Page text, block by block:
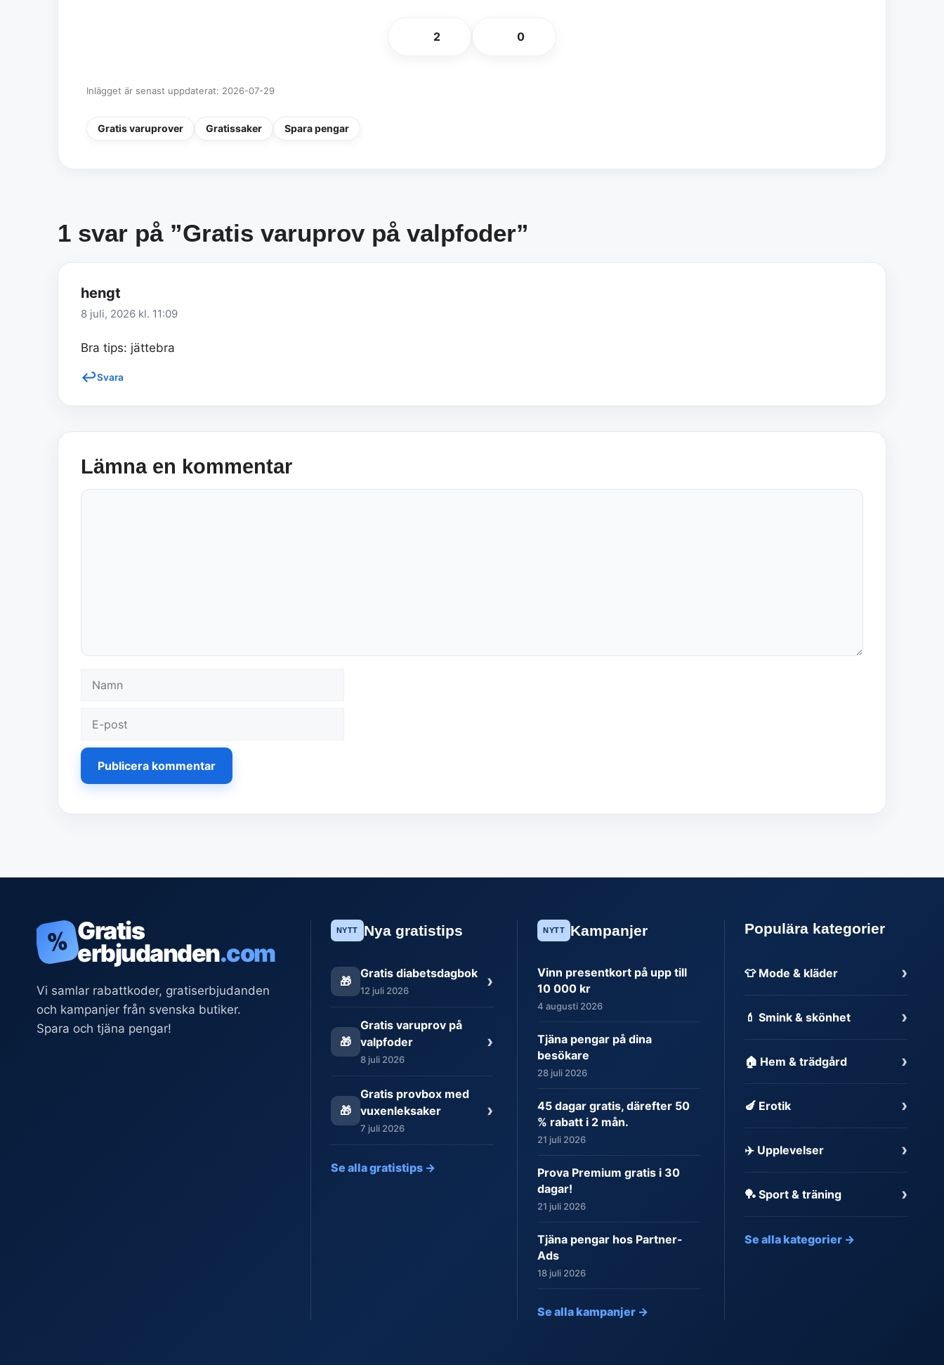
2 0
Inlägget är senast uppdaterat: 2026-07-29
Gratis varuprover Gratissaker Spara pengar
1 svar på ”Gratis varuprov på valpfoder”
hengt
8 juli, 2026 kl. 11:09
Bra tips: jättebra
Svara
Lämna en kommentar
Kommentar
post
% Gratis
erbjudanden.com
Vi samlar rabattkoder, gratiserbjudanden
och kampanjer från svenska butiker.
Spara och tjäna pengar!
NYTT Nya gratistips
🎁
Gratis diabetsdagbok
12 juli 2026 ›
🎁
Gratis varuprov på
valpfoder
8 juli 2026
›
🎁
Gratis provbox med
vuxenleksaker
7 juli 2026
›
Se alla gratistips →
NYTT Kampanjer
Vinn presentkort på upp till
10 000 kr
4 augusti 2026
Tjäna pengar på dina
besökare
28 juli 2026
45 dagar gratis, därefter 50
% rabatt i 2 mån.
21 juli 2026
Prova Premium gratis i 30
dagar!
21 juli 2026
Tjäna pengar hos Partner-
Ads
18 juli 2026
Se alla kampanjer →
Populära kategorier
👕 Mode & kläder ›
💄 Smink & skönhet ›
🏠 Hem & trädgård ›
🍆 Erotik ›
✈️ Upplevelser ›
🏓 Sport & träning ›
Se alla kategorier →